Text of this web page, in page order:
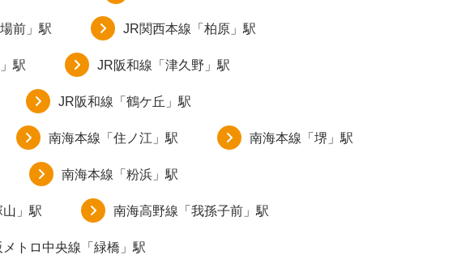
前」駅 JR関西本線「柏原」駅
駅 JR阪和線「津久野」駅
JR阪和線「鶴ケ丘」駅
南海本線「住ノ江」駅 南海本線「堺」駅
南海本線「粉浜」駅
」駅 南海高野線「我孫子前」駅
メトロ中央線「緑橋」駅